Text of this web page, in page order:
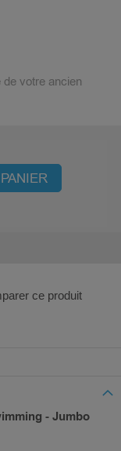
votre ancien
ce produit
- Jumbo